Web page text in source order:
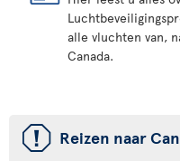
alle vluchten van,
Canada.
ü Reizen naar